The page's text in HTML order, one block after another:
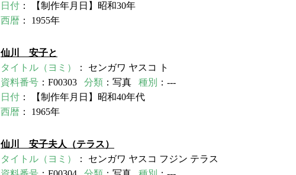
日付 ： 【制作年月日】昭和30年
西暦 ： 1955年
仙川 安子と
タイトル（ヨミ）
： センガワ ヤスコ ト
資料番号 ：F00303 分類 ：写真 種別
：---
日付 ： 【制作年月日】昭和40年代
西暦 ： 1965年
仙川 安子夫人（テラス）
タイトル（ヨミ）
： センガワ ヤスコ フジン テラス